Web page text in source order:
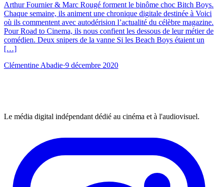
Arthur Fournier & Marc Rougé forment le binôme choc Bitch Boys.
Chaque semaine, ils animent une chronique digitale destinée à Voici
où ils commentent avec autodérision l’actualité du célèbre magazine.
Pour Road to Cinema, ils nous confient les dessous de leur métier de
comédien. Deux snipers de la vanne Si les Beach Boys étaient un
[…]
Clémentine Abadie·9 décembre 2020
Le média digital indépendant dédié au cinéma et à l'audiovisuel.